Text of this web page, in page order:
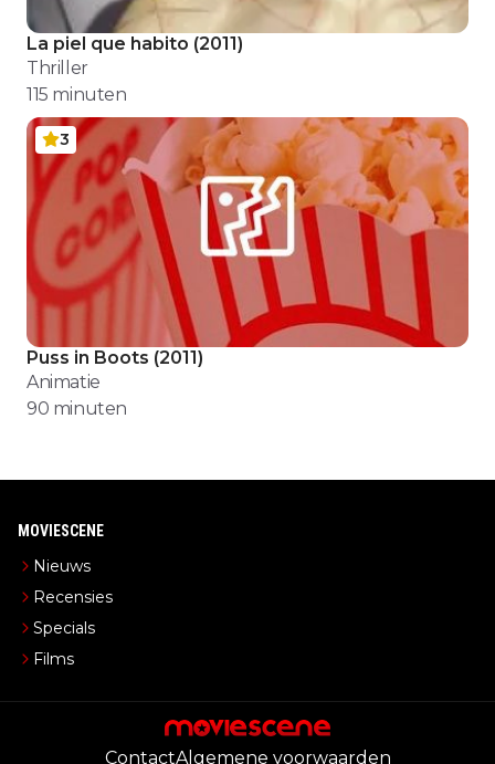
La piel que habito (2011)
Thriller
115 minuten
3
Puss in Boots (2011)
Animatie
90 minuten
MOVIESCENE
Nieuws
Recensies
Specials
Films
ContactAlgemene voorwaarden